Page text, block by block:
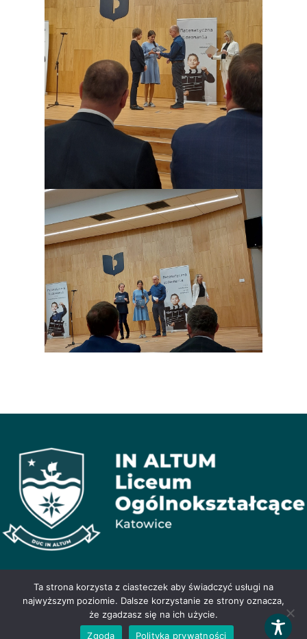
Liceum Ogólnokształcące In Altum, ul. Oswobodzenia 47, 40-
404 Katowice, tel. 506 390 359, e-mail:
inaltum.sekretariat@wegielek.edu.pl
Ta strona korzysta z ciasteczek aby świadczyć usługi na
najwyższym poziomie. Dalsze korzystanie ze strony oznacza,
że zgadzasz się na ich użycie.
Zgoda
Polityka prywatności